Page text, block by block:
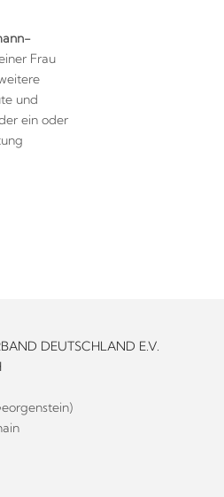
Frau
und
ein oder
DEUTSCHLAND E.V.